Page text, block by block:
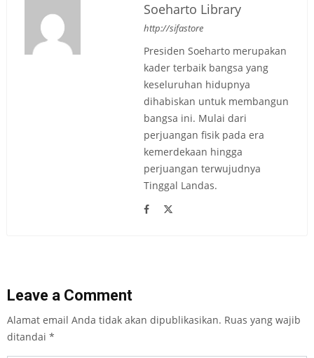
Soeharto Library
http://sifastore
Presiden Soeharto merupakan
kader terbaik bangsa yang
keseluruhan hidupnya
dihabiskan untuk membangun
bangsa ini. Mulai dari
perjuangan fisik pada era
kemerdekaan hingga
perjuangan terwujudnya
Tinggal Landas.
Leave a Comment
Alamat email Anda tidak akan dipublikasikan. Ruas yang wajib
ditandai *